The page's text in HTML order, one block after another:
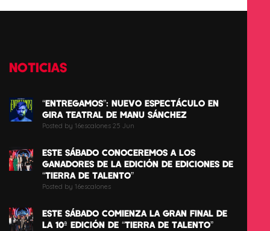
NOTICIAS
“ENTREGAMOS”: NUEVO ESPECTÁCULO EN
GIRA TEATRAL DE MANU SÁNCHEZ
Posted by 16escalones 25 Jun
ESTE SÁBADO CONOCEREMOS A LOS
GANADORES DE LA EDICIÓN DE EDICIONES DE
“TIERRA DE TALENTO”
Posted by 16escalones
ESTE SÁBADO COMIENZA LA GRAN FINAL DE
LA 10ª EDICIÓN DE “TIERRA DE TALENTO”